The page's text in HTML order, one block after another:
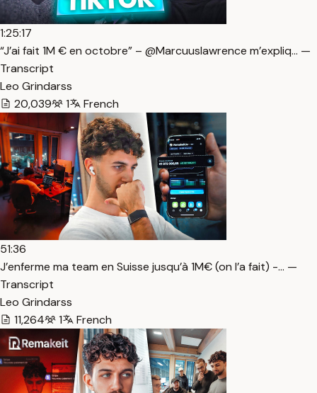
1:25:17
“J’ai fait 1M € en octobre” – @Marcuuslawrence m’expliq… —
Transcript
Leo Grindarss
20,039
1 French
51:36
J’enferme ma team en Suisse jusqu’à 1M€ (on l’a fait) -… —
Transcript
Leo Grindarss
11,264
1 French